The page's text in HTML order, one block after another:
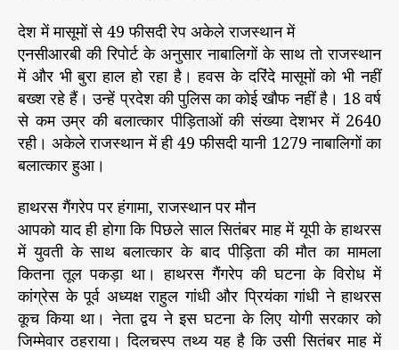
देश में मासूमों से 49 फीसदी रेप अकेले राजस्थान में
एनसीआरबी की रिपोर्ट के अनुसार नाबालिगों के साथ तो राजस्थान
में और भी बुरा हाल हो रहा है। हवस के दरिंदे मासूमों को भी नहीं
बख्श रहे हैं। उन्हें प्रदेश की पुलिस का कोई खौफ नहीं है। 18 वर्ष
से कम उम्र की बलात्कार पीड़िताओं की संख्या देशभर में 2640
रही। अकेले राजस्थान में ही 49 फीसदी यानी 1279 नाबालिगों का
बलात्कार हुआ।
हाथरस गैंगरेप पर हंगामा, राजस्थान पर मौन
आपको याद ही होगा कि पिछले साल सितंबर माह में यूपी के हाथरस
में युवती के साथ बलात्कार के बाद पीड़िता की मौत का मामला
कितना तूल पकड़ा था। हाथरस गैंगरेप की घटना के विरोध में
कांग्रेस के पूर्व अध्यक्ष राहुल गांधी और प्रियंका गांधी ने हाथरस
कूच किया था। नेता द्वय ने इस घटना के लिए योगी सरकार को
जिम्मेवार ठहराया। दिलचस्प तथ्य यह है कि उसी सितंबर माह में